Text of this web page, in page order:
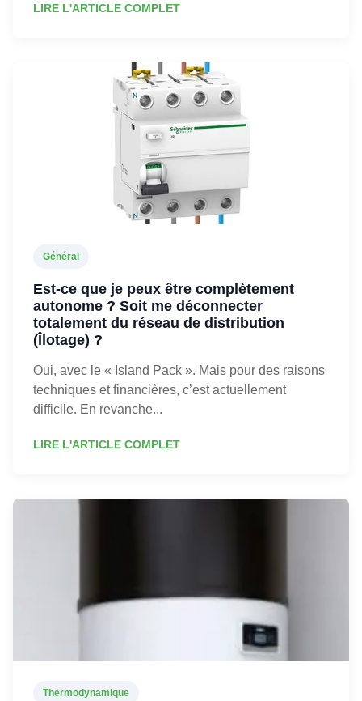
LIRE L'ARTICLE COMPLET
Général
Est-ce que je peux être complètement
autonome ? Soit me déconnecter
totalement du réseau de distribution
(Îlotage) ?
Oui, avec le « Island Pack ». Mais pour des raisons
techniques et financières, c’est actuellement
difficile. En revanche...
LIRE L'ARTICLE COMPLET
Thermodynamique